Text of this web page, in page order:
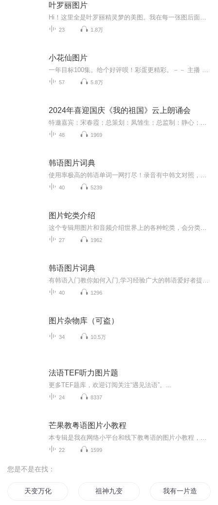
叶罗丽图片
23 1.8万
小花仙图片
57 5.8万
2024年喜迎国庆《我的祖国》云上朗诵会
48 1969
韩语图片词典
40 5239
图片蛇类介绍
27 1962
韩语图片词典
40 1296
图片杂物库（可盗）
34 10.5万
法语TEF听力图片题
更多TEF题库，欢迎订阅关注“遇见法语”。...
24 8337
芒果教粤语图片小教程
22 1599
您是不是在找：
天变万化 祖神九变 我有一片造化海